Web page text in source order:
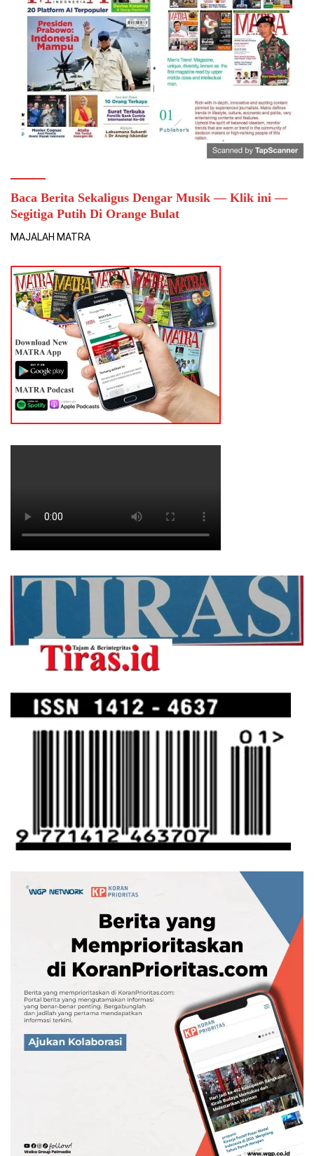
Baca Berita Sekaligus Dengar Musik — Klik ini —
Segitiga Putih Di Orange Bulat
MAJALAH MATRA